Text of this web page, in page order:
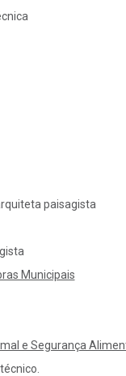
paisagista
Municipais
e Segurança